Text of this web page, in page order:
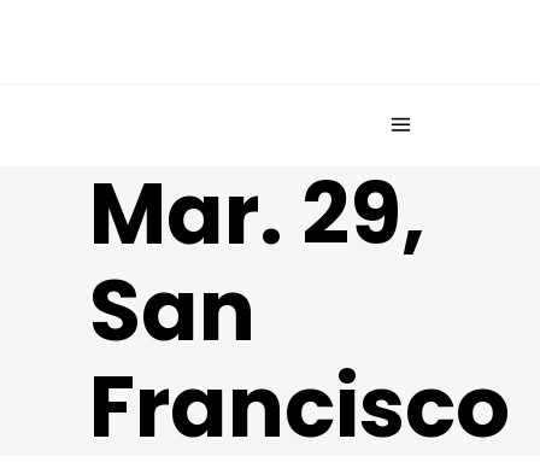
Mar. 29,
San
Francisco